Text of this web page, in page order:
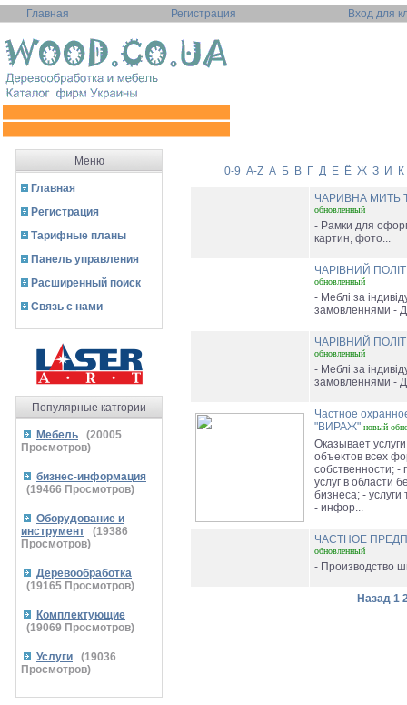
Главная Регистрация Вход для
Меню
Главная
Регистрация
Тарифные планы
Панель управления
Расширенный поиск
Связь с нами
Популярные катгории
Мебель (20005
Просмотров)
бизнес-информация
(19466 Просмотров)
Оборудование и
инструмент
(19386
Просмотров)
Деревообработка
(19165 Просмотров)
Комплектующие
(19069 Просмотров)
Услуги (19036
Просмотров)
0-9 A-Z А Б В Г Д Е Ё Ж З И К
ЧАРИВНА МИТЬ
обновленный
- Рамки для
картин, фото...
ЧАРІВНИЙ
обновленный
- Меблі за
замовленнями -
ЧАРІВНИЙ
обновленный
- Меблі за
замовленнями -
Частное
"ВИРАЖ" новый
Оказывает
объектов всех
собственности; -
услуг в области
бизнеса; -
- инфор...
ЧАСТНОЕ
обновленный
- Производство
Назад 1